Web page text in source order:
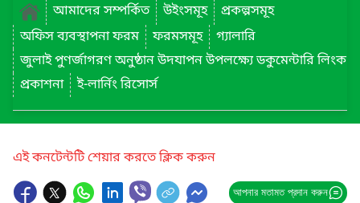
আমাদের সম্পর্কিত
উইংসমূহ
প্রকল্পসমূহ
অফিস ব্যবস্থাপনা ফরম
ফরমসমূহ
গ্যালারি
জুলাই পুণর্জাগরণ অনুষ্ঠান উদযাপন উপলক্ষ্যে ডকুমেন্টারি লিংক
প্রকাশনা
ই-লার্নিং রিসোর্স
এই কনটেন্টটি শেয়ার করতে ক্লিক করুন
আপনার মতামত প্রদান করুন